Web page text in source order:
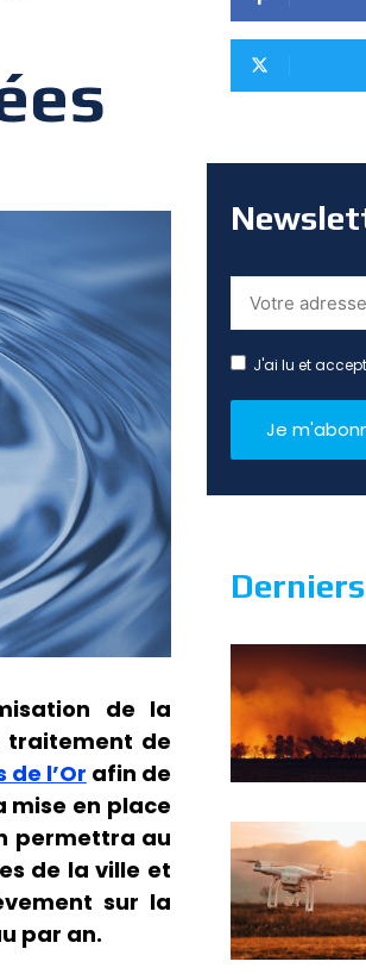
de la
traitement de
l’Or afin de
mise en place
permettra au
de la ville et
sur la
par an.
J'ai lu et